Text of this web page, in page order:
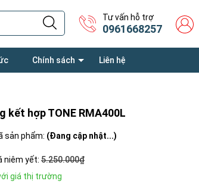
Tư vấn hỗ trợ
0961668257
Chính sách Liên hệ
kết hợp TONE RMA400L
sản phẩm: (Đang cập nhật...)
niêm yết: 5.250.000₫
giá thị trường